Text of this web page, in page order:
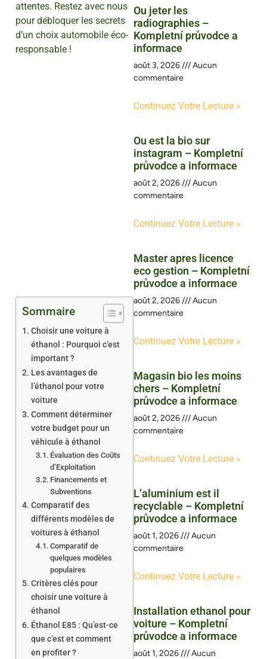
attentes. Restez avec nous
pour débloquer les secrets
d’un choix automobile éco-
responsable !
Sommaire
Choisir une voiture à
éthanol : Pourquoi c’est
important ?
Les avantages de
l’éthanol pour votre
voiture
Comment déterminer
votre budget pour un
véhicule à éthanol
Évaluation des Coûts
d’Exploitation
Financements et
Subventions
Comparatif des
différents modèles de
voitures à éthanol
Comparatif de
quelques modèles
populaires
Critères clés pour
choisir une voiture à
éthanol
Éthanol E85 : Qu’est-ce
que c’est et comment
en profiter ?
Ou jeter les
radiographies –
Kompletní průvodce a
informace
août 3, 2026
Aucun
commentaire
Continuez Votre Lecture »
Ou est la bio sur
instagram – Kompletní
průvodce a informace
août 2, 2026
Aucun
commentaire
Continuez Votre Lecture »
Master apres licence
eco gestion – Kompletní
průvodce a informace
août 2, 2026
Aucun
commentaire
Continuez Votre Lecture »
Magasin bio les moins
chers – Kompletní
průvodce a informace
août 2, 2026
Aucun
commentaire
Continuez Votre Lecture »
L’aluminium est il
recyclable – Kompletní
průvodce a informace
août 1, 2026
Aucun
commentaire
Continuez Votre Lecture »
Installation ethanol pour
voiture – Kompletní
průvodce a informace
août 1, 2026
Aucun